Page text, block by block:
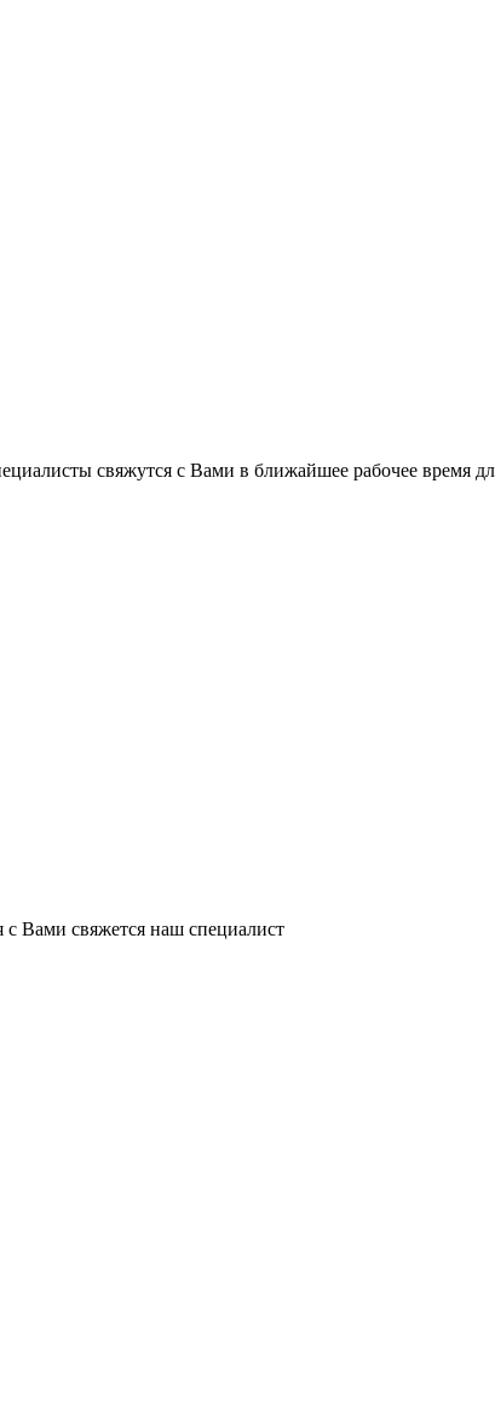
свяжутся с Вами в ближайшее рабочее время
Вами свяжется наш специалист